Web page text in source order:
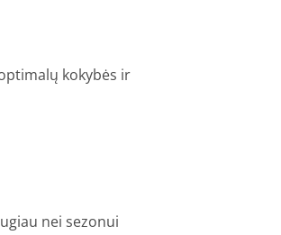
kokybės ir
nei sezonui